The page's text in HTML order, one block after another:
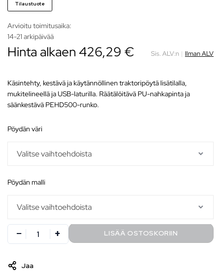
Tilaustuote
Arvioitu toimitusaika:
14-21 arkipäivää
Hinta alkaen 426,29 € Sis. ALV:n | Ilman ALV
Käsintehty, kestävä ja käytännöllinen traktoripöytälisätilalla,
mukitelineellä ja USB-laturilla. Räätälöitävä PU-nahkapinta ja
säänkestävä PEHD500-runko.
pöydän väri
pöydän malli
LISÄÄ OSTOSKORIIN
Jaa